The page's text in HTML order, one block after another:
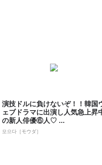
演技ドルに負けないぞ！！韓国
ェブドラマに出演し人気急上昇
の新人俳優⑥人♡ ...
모으다［モウダ］